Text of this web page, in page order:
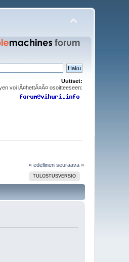
Uutiset:
voi lÃ¤hettÃ¤Ã¤ osoitteeseen:
« edellinen seuraava »
TULOSTUSVERSIO